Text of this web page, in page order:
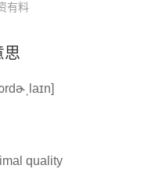
有料
思
quality